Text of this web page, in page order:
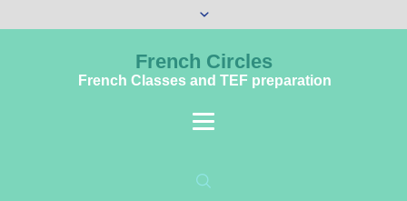
French Circles
French Classes and TEF preparation